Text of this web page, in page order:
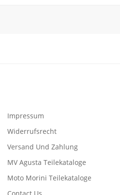
Impressum
Widerrufsrecht
Versand Und Zahlung
MV Agusta Teilekataloge
Moto Morini Teilekataloge